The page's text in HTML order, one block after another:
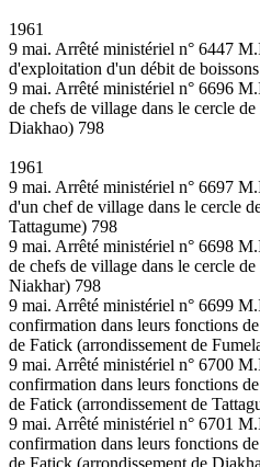
1961
9 mai. Arrêté ministériel n° 6447
d'exploitation d'un débit de
9 mai. Arrêté ministériel n° 6696
de chefs de village dans le cercle
Diakhao) 798
1961
9 mai. Arrêté ministériel n° 6697
d'un chef de village dans le cercle
Tattagume) 798
9 mai. Arrêté ministériel n° 6698
de chefs de village dans le cercle
Niakhar) 798
9 mai. Arrêté ministériel n° 6699
confirmation dans leurs fonctions
de Fatick (arrondissement de
9 mai. Arrêté ministériel n° 6700
confirmation dans leurs fonctions
de Fatick (arrondissement de
9 mai. Arrêté ministériel n° 6701
confirmation dans leurs fonctions
de Fatick (arrondissement de